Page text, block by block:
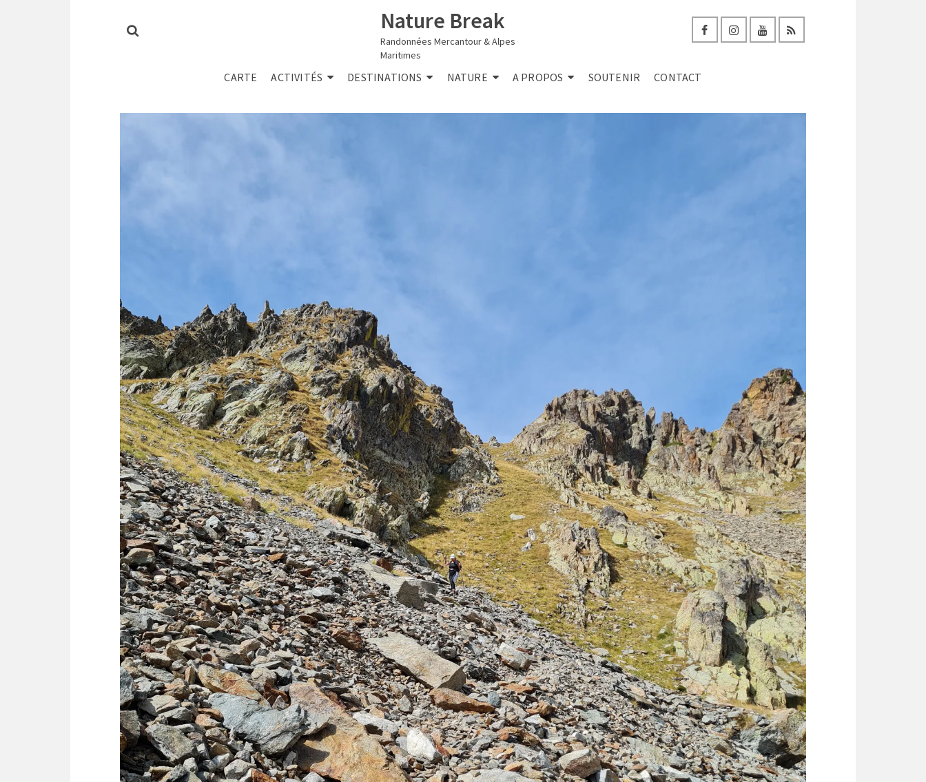
Nature Break
Randonnées Mercantour & Alpes
Maritimes
CARTE ACTIVITÉS DESTINATIONS NATURE A PROPOS SOUTENIR CONTACT